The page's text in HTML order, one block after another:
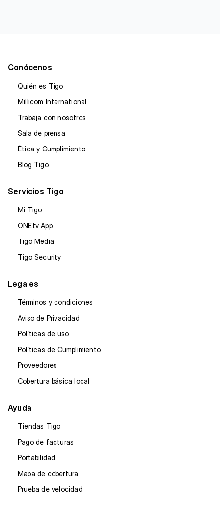
Conócenos
Quién es Tigo
Millicom International
Trabaja con nosotros
Sala de prensa
Ética y Cumplimiento
Blog Tigo
Servicios Tigo
Mi Tigo
ONEtv App
Tigo Media
Tigo Security
Legales
Términos y condiciones
Aviso de Privacidad
Políticas de uso
Políticas de Cumplimiento
Proveedores
Cobertura básica local
Ayuda
Tiendas Tigo
Pago de facturas
Portabilidad
Mapa de cobertura
Prueba de velocidad